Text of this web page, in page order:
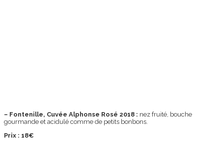
– Fontenille, Cuvée Alphonse Rosé 2018 : nez fruité, bouche
gourmande et acidulé comme de petits bonbons.
Prix : 18€